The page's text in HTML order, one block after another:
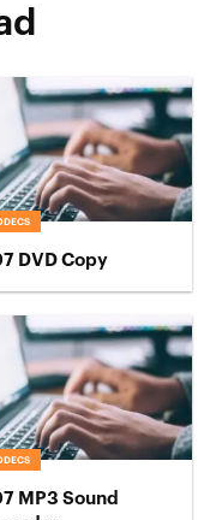
DVD Copy
MP3 Sound